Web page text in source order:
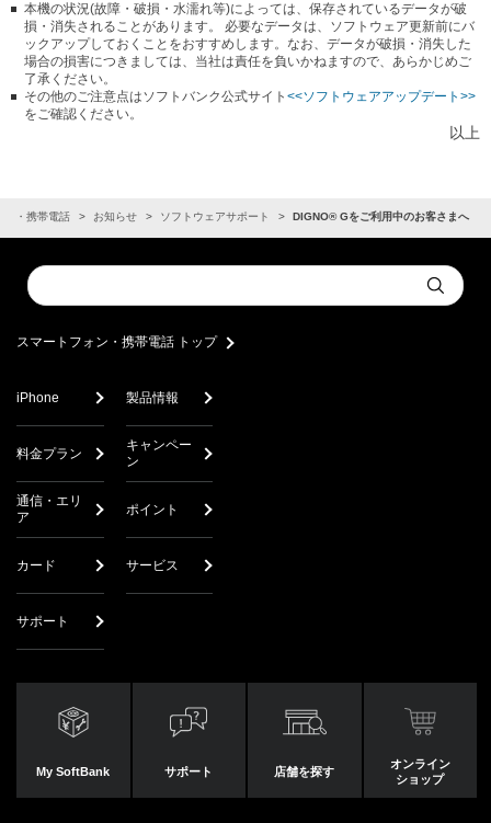
本機の状況(故障・破損・水濡れ等)によっては、保存されているデータが破
損・消失されることがあります。 必要なデータは、ソフトウェア更新前にバ
ックアップしておくことをおすすめします。なお、データが破損・消失した
場合の損害につきましては、当社は責任を負いかねますので、あらかじめご
了承ください。
その他のご注意点はソフトバンク公式サイト <<ソフトウェアアップデート>>
をご確認ください。
以上
ン・携帯電話 お知らせ ソフトウェアサポート DIGNO® Gをご利用中のお客さまへ
Conduct
a
Submit
スマートフォン・携帯電話 トップ
iPhone 製品情報
料金プラン
キャンペー
ン
通信・エリ
ア
ポイント
カード サービス
サポート
My SoftBank サポート 店舗を探す
オンライン
ショップ